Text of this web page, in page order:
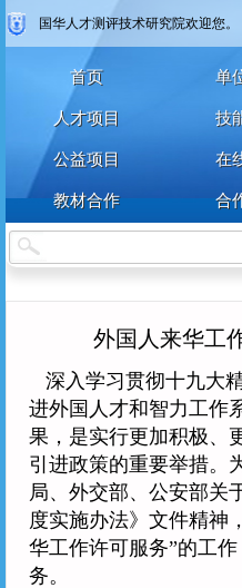
用户名
个人 企
用户名
国华人才测评技术研究院欢迎您。
首页 单
人才项目 技
公益项目 在
教材合作 合
外国人来华工
深入学习贯彻十九大
进外国人才和智力工作
果，是实行更加积极、
引进政策的重要举措。
局、外交部、公安部关
度实施办法》文件精神
华工作许可服务”的工
务。